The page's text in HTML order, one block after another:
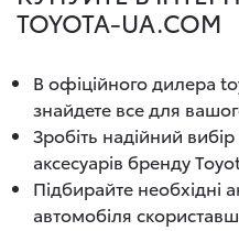
TOYOTA-UA.COM
В офіційного дилера
знайдете все для
Зробіть надійний
аксесуарів бренду
Підбирайте необхідні
автомобіля